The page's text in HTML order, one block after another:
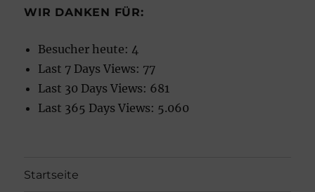
WIR DANKEN FÜR:
Besucher heute: 4
Last 7 Days Views: 77
Last 30 Days Views: 681
Last 365 Days Views: 5.060
Startseite